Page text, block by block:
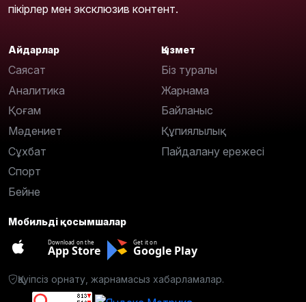
пікірлер мен эксклюзив контент.
Айдарлар
Саясат
Аналитика
Қоғам
Мәдениет
Сұхбат
Спорт
Бейне
Қызмет
Біз туралы
Жарнама
Байланыс
Құпиялылық
Пайдалану ережесі
Мобильді қосымшалар
Download on the
App Store
Get it on
Google Play
Қауіпсіз орнату, жарнамасыз хабарламалар.